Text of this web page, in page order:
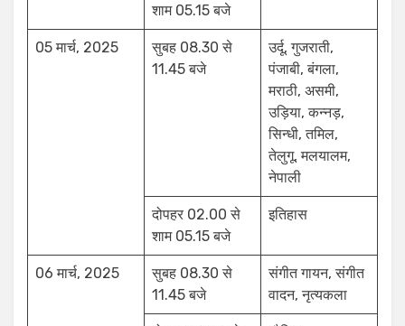
शाम 05.15 बजे
05 मार्च, 2025
सुबह 08.30 से
11.45 बजे
उर्दू, गुजराती,
पंजाबी, बंगला,
मराठी, असमी,
उड़िया, कन्नड़,
सिन्धी, तमिल,
तेलुगू, मलयालम,
नेपाली
दोपहर 02.00 से
शाम 05.15 बजे
इतिहास
06 मार्च, 2025
सुबह 08.30 से
11.45 बजे
संगीत गायन, संगीत
वादन, नृत्यकला